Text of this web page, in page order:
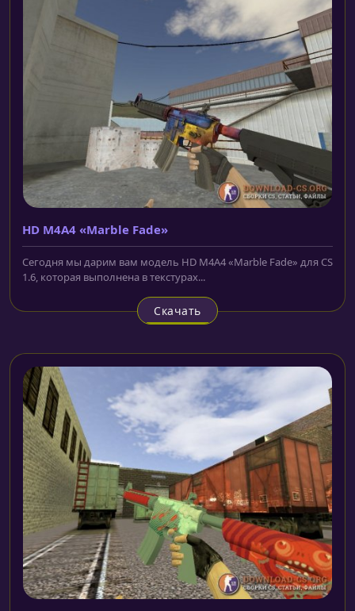
HD M4A4 «Marble Fade»
Сегодня мы дарим вам модель HD M4A4 «Marble Fade» для CS
1.6, которая выполнена в текстурах...
Скачать